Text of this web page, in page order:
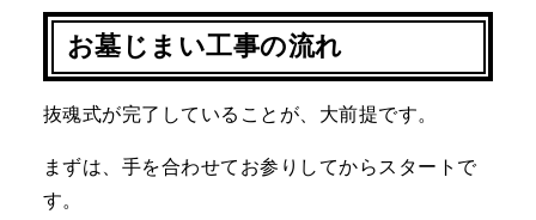
お墓じまい工事の流れ
抜魂式が完了していることが、大前提です。
まずは、手を合わせてお参りしてからスタートで
す。